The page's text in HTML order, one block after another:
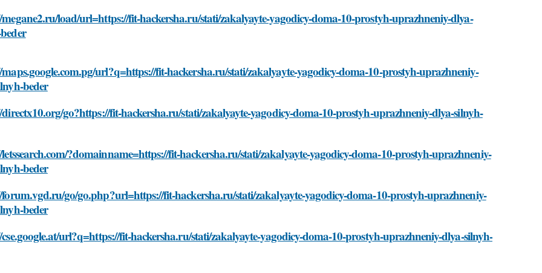
load/url=https://fit-hackersha.ru/stati/zakalyayte-yagodicy-doma-10-prostyh-uprazhneniy-dlya-
url?q=https://fit-hackersha.ru/stati/zakalyayte-yagodicy-doma-10-prostyh-uprazhneniy-
beder
go?https://fit-hackersha.ru/stati/zakalyayte-yagodicy-doma-10-prostyh-uprazhneniy-dlya-silnyh-
?domainname=https://fit-hackersha.ru/stati/zakalyayte-yagodicy-doma-10-prostyh-uprazhneniy-
beder
go/go.php?url=https://fit-hackersha.ru/stati/zakalyayte-yagodicy-doma-10-prostyh-uprazhneniy-
beder
url?q=https://fit-hackersha.ru/stati/zakalyayte-yagodicy-doma-10-prostyh-uprazhneniy-dlya-silnyh-